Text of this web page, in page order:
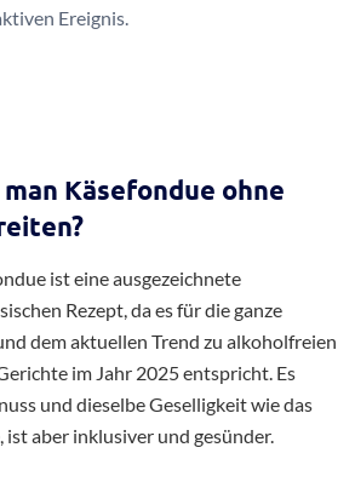
Ereignis.
Käsefondue ohne
ist eine ausgezeichnete
Rezept, da es für die ganze
dem aktuellen Trend zu alkoholfreien
im Jahr 2025 entspricht. Es
und dieselbe Geselligkeit wie das
aber inklusiver und gesünder.